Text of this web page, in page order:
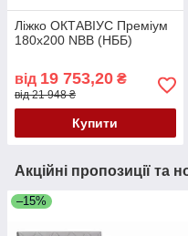
Ліжко ОКТАВІУС Преміум
180х200 NBB (НББ)
від 19 753,20 ₴
від 21 948 ₴
Купити
Акційні пропозиції та
–15%